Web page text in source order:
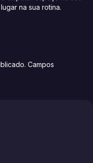
na sua rotina.
Campos